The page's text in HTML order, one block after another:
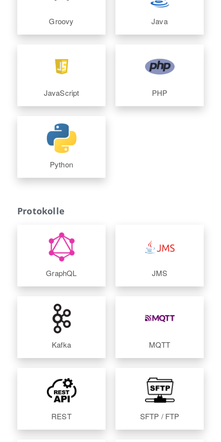
Groovy Java
JavaScript PHP
Python
Protokolle
GraphQL JMS
Kafka MQTT
REST SFTP / FTP